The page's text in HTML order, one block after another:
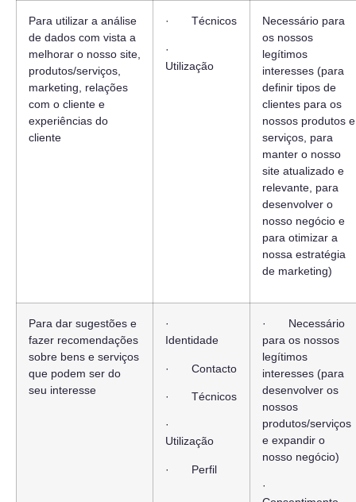
Para utilizar a análise
de dados com vista a
melhorar o nosso site,
produtos/serviços,
marketing, relações
com o cliente e
experiências do
cliente
· Técnicos
·
Utilização
Necessário para
os nossos
legítimos
interesses (para
definir tipos de
clientes para os
nossos produtos e
serviços, para
manter o nosso
site atualizado e
relevante, para
desenvolver o
nosso negócio e
para otimizar a
nossa estratégia
de marketing)
Para dar sugestões e
fazer recomendações
sobre bens e serviços
que podem ser do
seu interesse
·
Identidade
· Contacto
· Técnicos
·
Utilização
· Perfil
· Necessário
para os nossos
legítimos
interesses (para
desenvolver os
nossos
produtos/serviços
e expandir o
nosso negócio)
·